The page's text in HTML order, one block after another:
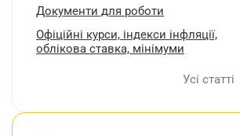
Документи для роботи
Oфіційні курси, індекcи інфляції,
облікова ставка, мінімуми
Усі статті